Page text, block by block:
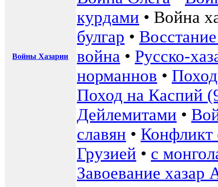
Войны Хазарии
курдами • Война
булгар •
война • Русско-
норманнов •
Поход на Каспий
Дейлемитами •
славян • Конфликт
Грузией • с
Завоевание